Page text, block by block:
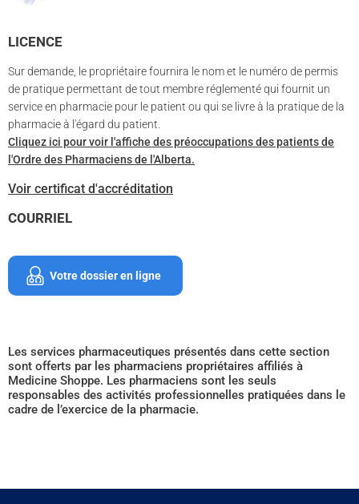
LICENCE
Sur demande, le propriétaire fournira le nom et le numéro de permis
de pratique permettant de tout membre réglementé qui fournit un
service en pharmacie pour le patient ou qui se livre à la pratique de la
pharmacie à l'égard du patient.
Cliquez ici pour voir l'affiche des préoccupations des patients de
l'Ordre des Pharmaciens de l'Alberta.
Voir certificat d'accréditation
COURRIEL
Votre dossier en ligne
Les services pharmaceutiques présentés dans cette section
sont offerts par les pharmaciens propriétaires affiliés à
Medicine Shoppe. Les pharmaciens sont les seuls
responsables des activités professionnelles pratiquées dans le
cadre de l’exercice de la pharmacie.